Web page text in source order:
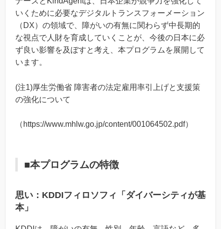
いくために必要なデジタルトランスフォーメーション
（DX）の領域で、障がいの有無に関わらず中長期的
な視点で人財を育成していくことが、今後の日本に必
ず良い影響を及ぼすと考え、本プログラムを展開して
います。
(注1)厚生労働省 障害者の法定雇用率引上げと支援策
の強化について
（https://www.mhlw.go.jp/content/001064502.pdf）
■本プログラムの特徴
思い：KDDIフィロソフィ「ダイバーシティが基
本」